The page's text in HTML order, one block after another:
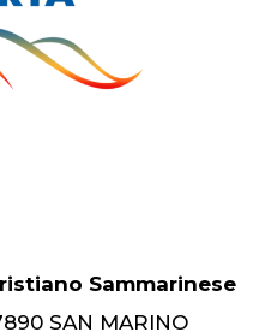
Sammarinese
SAN MARINO